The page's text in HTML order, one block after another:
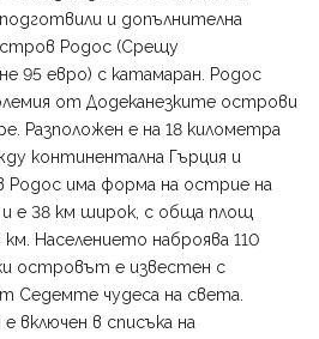
и допълнителна
Родос (Срещу
95 евро) с катамаран. Родос
от Додеканезките острови
Разположен е на 18 километра
континентална Гърция и
има форма на острие на
и е 38 км широк, с обща площ
Населението наброява 110
островът е известен с
Седемте чудеса на света.
включен в списъка на